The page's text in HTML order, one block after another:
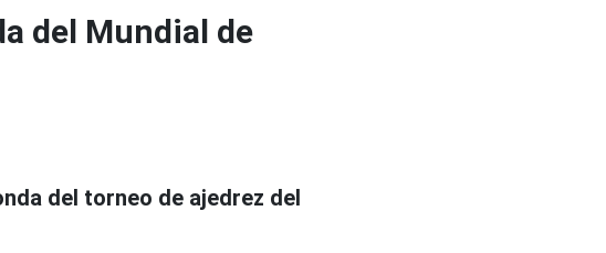
del Mundial de
del torneo de ajedrez del